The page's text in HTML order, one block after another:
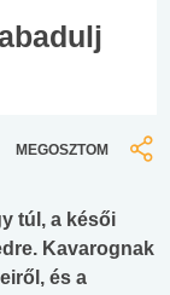
MEGOSZTOM
túl, a késői
Kavarognak
és a